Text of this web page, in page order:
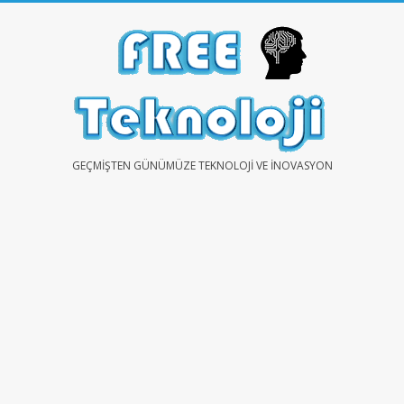
FREEGEÇMIŞTEN GÜNÜMÜZE TEKNOLOJI VE İNOVASYON